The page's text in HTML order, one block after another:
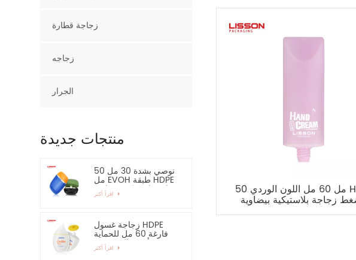
50 مل 60 مل اللون الوردي HDPE
زجاجة بلاستيكية بيضاوية
لكريم اليد
زجاجة قطارة
زجاجه
الجرار
منتجات جديدة
نوصي بشدة 30 مل 50
مل EVOH طبقة HDPE
زجاجة بلاستيكية بيضاوية
زجاجة غسول HDPE
فارغة 60 مل للحماية
من أشعة الشمس -
نوصي بشدة